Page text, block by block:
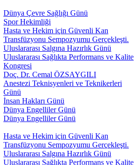
Dünya Çevre Sağlığı Günü
Spor Hekimliği
Hasta ve Hekim için Güvenli Kan
Transfüzyonu Sempozyumu Gerçekleşti.
Uluslararası Salgına Hazırlık Günü
Uluslararası Sağlıkta Performans ve Kalite
Kongresi
Doç. Dr. Cemal ÖZSAYGILI
Anestezi Teknisyenleri ve Teknikerleri
Günü
İnsan Hakları Günü
Dünya Engelliler Günü
Dünya Engelliler Günü
Hasta ve Hekim için Güvenli Kan
Transfüzyonu Sempozyumu Gerçekleşti.
Uluslararası Salgına Hazırlık Günü
Uluslararası Sağlıkta Performans ve Kalite